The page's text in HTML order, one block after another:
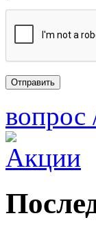
вопрос